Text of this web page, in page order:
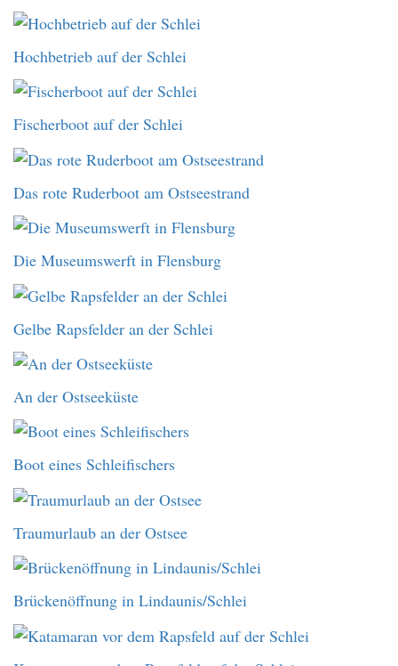
Hochbetrieb auf der Schlei
Fischerboot auf der Schlei
Das rote Ruderboot am Ostseestrand
Die Museumswerft in Flensburg
Gelbe Rapsfelder an der Schlei
An der Ostseeküste
Boot eines Schleifischers
Traumurlaub an der Ostsee
Brückenöffnung in Lindaunis/Schlei